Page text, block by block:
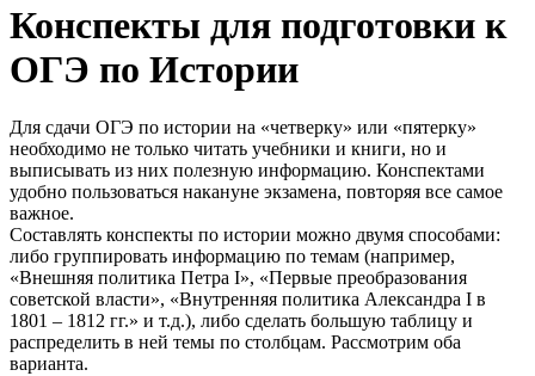
Конспекты для подготовки к
ОГЭ по Истории
Для сдачи ОГЭ по истории на «четверку» или «пятерку»
необходимо не только читать учебники и книги, но и
выписывать из них полезную информацию. Конспектами
удобно пользоваться накануне экзамена, повторяя все самое
важное.
Составлять конспекты по истории можно двумя способами:
либо группировать информацию по темам (например,
«Внешняя политика Петра I», «Первые преобразования
советской власти», «Внутренняя политика Александра I в
1801 – 1812 гг.» и т.д.), либо сделать большую таблицу и
распределить в ней темы по столбцам. Рассмотрим оба
варианта.